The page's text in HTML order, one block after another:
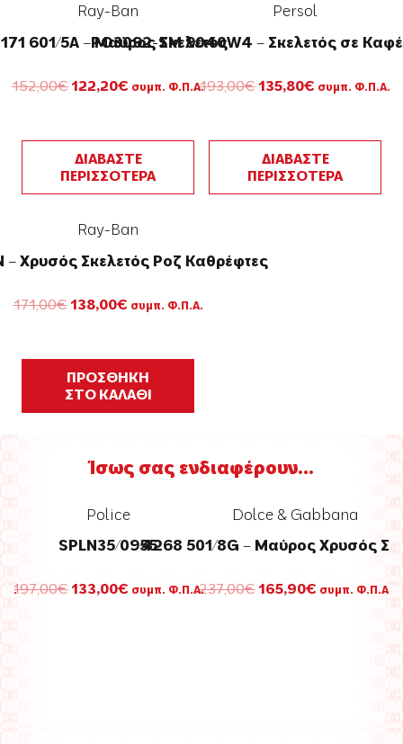
Ray-Ban
601/5A – Μαύρος Σκελετός
152,00€ Original
152,00€.
122,20€ Η
είναι:
122,20€.
συμπ. Φ.Π.Α.
ΔΙΑΒΑΣΤΕ
ΠΕΡΙΣΣΟΤΕΡΑ
Persol
PO3092-SM 9040W4 – Σκελετός σε
193,00€ Original
193,00€.
135,80€ Η
είναι:
135,80€.
συμπ. Φ.Π.Α.
ΔΙΑΒΑΣΤΕ
ΠΕΡΙΣΣΟΤΕΡΑ
Ray-Ban
– Χρυσός Σκελετός Ροζ Καθρέφτες
171,00€ Original
171,00€.
138,00€Η
είναι:
138,00€.
συμπ. Φ.Π.Α.
ΠΡΟΣΘΗΚΗ
ΣΤΟ ΚΑΛΑΘΙ
Ίσως σας ενδιαφέρουν...
Dolce & Gabbana
8G – Μαύρος Χρυσός Σκελετός
237,00€Original
165,90€Ησυμπ. Φ.Π.Α.